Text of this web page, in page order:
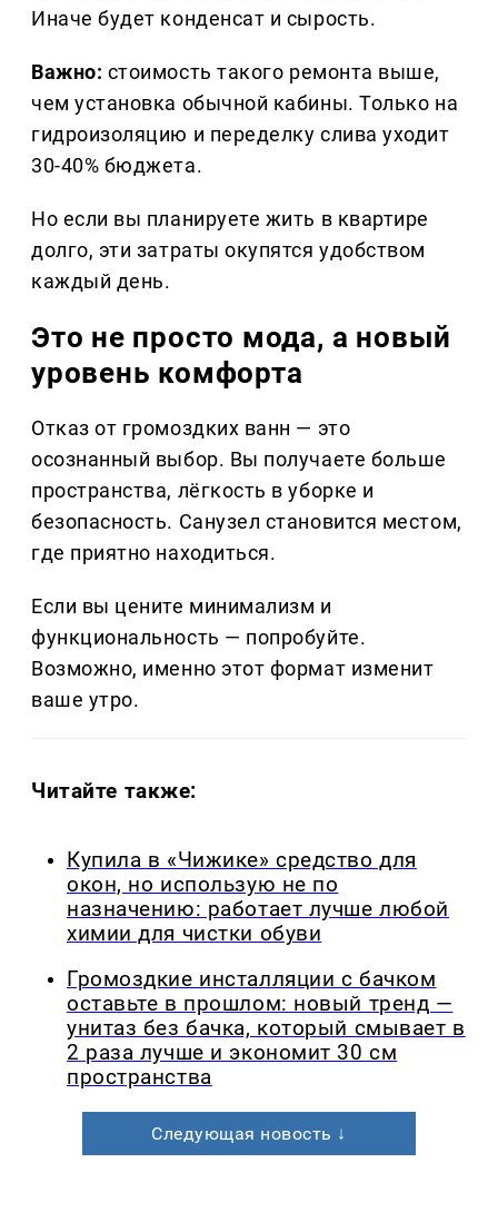
Иначе будет конденсат и сырость.
Важно: стоимость такого ремонта выше,
чем установка обычной кабины. Только на
гидроизоляцию и переделку слива уходит
30-40% бюджета.
Но если вы планируете жить в квартире
долго, эти затраты окупятся удобством
каждый день.
Это не просто мода, а новый
уровень комфорта
Отказ от громоздких ванн — это
осознанный выбор. Вы получаете больше
пространства, лёгкость в уборке и
безопасность. Санузел становится местом,
где приятно находиться.
Если вы цените минимализм и
функциональность — попробуйте.
Возможно, именно этот формат изменит
ваше утро.
Читайте также:
Купила в «Чижике» средство для
окон, но использую не по
назначению: работает лучше любой
химии для чистки обуви
Громоздкие инсталляции с бачком
оставьте в прошлом: новый тренд —
унитаз без бачка, который смывает в
2 раза лучше и экономит 30 см
пространства
Следующая новость ↓